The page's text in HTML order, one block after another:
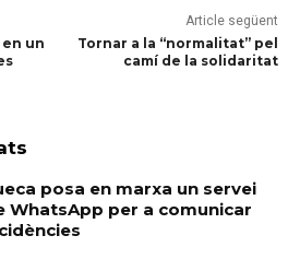
un
Article següent
Tornar a la “normalitat” pel
camí de la solidaritat
posa en marxa un servei
WhatsApp per a comunicar